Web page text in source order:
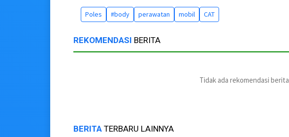
Poles #body perawatan mobil CAT
REKOMENDASI BERITA
Tidak ada rekomendasi berita
BERITA TERBARU LAINNYA